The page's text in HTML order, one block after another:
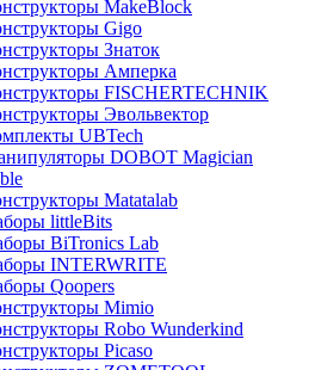
MakeBlock
Gigo
Знаток
Амперка
FISCHERTECHNIK
Эвольвектор
UBTech
DOBOT Magician
Matatalab
littleBits
BiTronics Lab
INTERWRITE
Qoopers
Mimio
Robo Wunderkind
Picaso